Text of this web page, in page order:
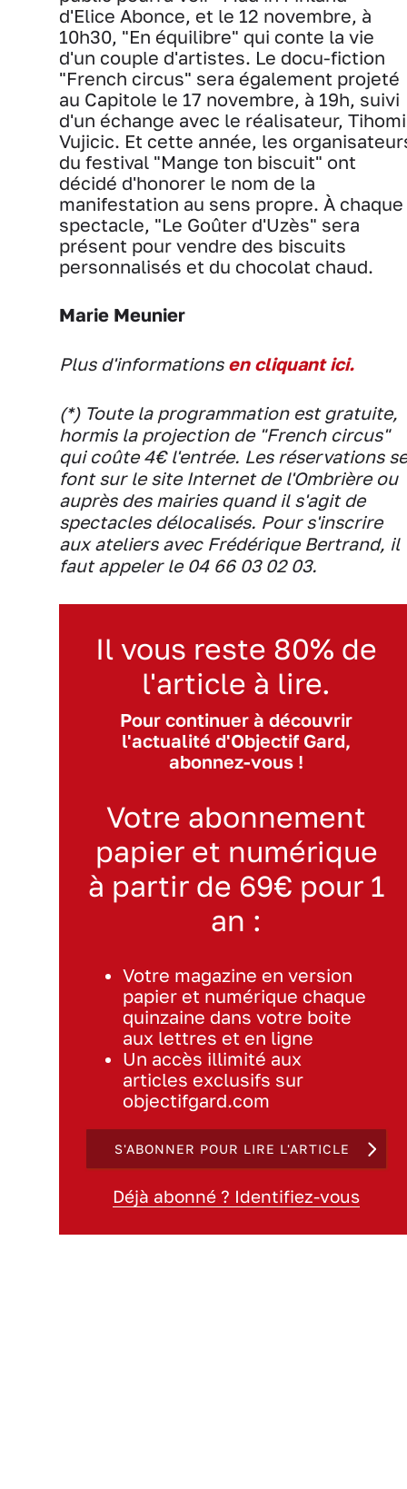
d'Elice Abonce, et le 12 novembre, à
10h30, "En équilibre" qui conte la vie
d'un couple d'artistes. Le docu-fiction
"French circus" sera également projeté
au Capitole le 17 novembre, à 19h, suivi
d'un échange avec le réalisateur,
Vujicic. Et cette année, les
du festival "Mange ton biscuit" ont
décidé d'honorer le nom de la
manifestation au sens propre. À chaque
spectacle, "Le Goûter d'Uzès" sera
présent pour vendre des biscuits
personnalisés et du chocolat chaud.
Marie Meunier
Plus d'informations en cliquant ici.
(*) Toute la programmation est gratuite,
hormis la projection de "French circus"
qui coûte 4€ l'entrée. Les réservations se
font sur le site Internet de l'Ombrière ou
auprès des mairies quand il s'agit de
spectacles délocalisés. Pour s'inscrire
aux ateliers avec Frédérique Bertrand, il
faut appeler le 04 66 03 02 03.
Il vous reste 80% de
l'article à lire.
Pour continuer à découvrir
l'actualité d'Objectif Gard,
abonnez-vous !
Votre abonnement
papier et numérique
à partir de 69€ pour 1
an :
Votre magazine en version
papier et numérique chaque
quinzaine dans votre boite
aux lettres et en ligne
Un accès illimité aux
articles exclusifs sur
objectifgard.com
S'ABONNER POUR LIRE L'ARTICLE
Déjà abonné ? Identifiez-vous